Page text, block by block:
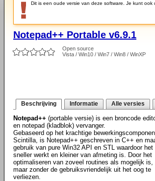
Dit is een oude versie van deze software. Je kunt ook
Notepad++ Portable v6.9.1
Open source
Vista / Win10 / Win7 / Win8 / WinXP
Beschrijving Informatie Alle versies
Notepad++ (portable versie) is een broncode
en notepad (kladblok) vervanger.
Gebaseerd op het krachtige
Scintilla, is Notepad++ geschreven in C++ en
gebruik van pure Win32 API en STL waardoor het
sneller werkt en kleiner van afmeting is. Door het
optimaliseren van zoveel routines als mogelijk is,
maar zonder de gebruiksvriendelijk uit het oog te
verliezen.